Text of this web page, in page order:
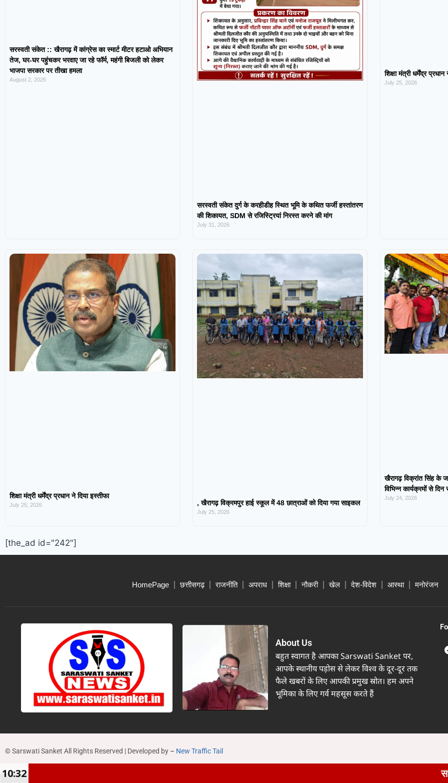
सरस्वती संकेत :: खैरागढ़ में कांग्रेस का स्मार्ट मीटर हटाओ अभियान
तेज, घर-घर पहुंचकर भरवाए जा रहे फॉर्म, महंगी बिजली को लेकर
भाजपा सरकार पर तीखा हमला
August 2, 2026
सरस्वती संकेत दुर्ग के करहीडीह स्थित भूमि के कथित फर्जी हस्तांतरण
की शिकायत, SDM से रजिस्ट्रियां निरस्त करने की मांग
July 31, 2026
शिक्षा मंत्री धर्मेंद्र
July 25, 2026
शिक्षा मंत्री धर्मेंद्र प्रधान ने दिया इस्तीफा
July 25, 2026 , खैरागढ़ विक्रमपुर हाई स्कूल में 48 छात्राओं को दिया गया साइकल
July 25, 2026
खैरागढ़ विक्रांत सिंह के
विभिन्न कार्यक्रमों से दिन
July 24, 2026
[the_ad id="242"]
HomePage छत्तीसगढ़ राजनीति अपराध शिक्षा नौकरी खेल देश-विदेश आस्था मनोरंजन
About Us
बहुत स्वागत है आपका Sarswati Sanket पर,
आपके स्थानीय पड़ोस से लेकर विश्व के दूर-दूर तक
फैले खबरों के लिए आपकी प्रमुख स्रोत। हम अपने
भूमिका के लिए गर्व महसूस करते हैं
© Sarswati Sanket All Rights Reserved | Developed by – New Traffic Tail
सरस्वती
10:32